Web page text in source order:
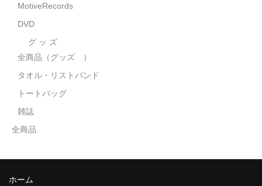
全商品
MotiveRecords
DVD
グ ッ ズ
全商品（グッズ ）
タオル・リストバンド
トートバッグ
雑誌
全商品
ホーム